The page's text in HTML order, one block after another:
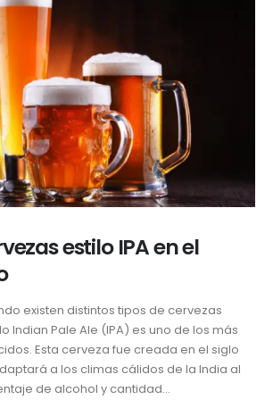
estilo IPA en el
existen distintos tipos de cervezas
Indian Pale Ale (IPA) es uno de los más
Esta cerveza fue creada en el siglo
a los climas cálidos de la India al
de alcohol y cantidad...